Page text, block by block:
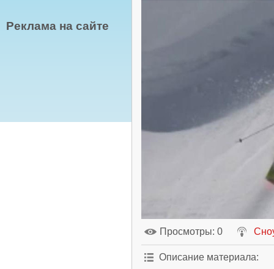
Реклама на сайте
Просмотры: 0
Описание материала: